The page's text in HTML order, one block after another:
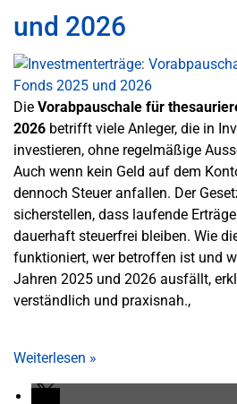
und 2026
Die Vorabpauschale für
2026 betrifft viele Anleger, die in
investieren, ohne regelmäßige
Auch wenn kein Geld auf dem
dennoch Steuer anfallen. Der
sicherstellen, dass laufende
dauerhaft steuerfrei bleiben. Wie
funktioniert, wer betroffen ist und
Jahren 2025 und 2026 ausfällt,
verständlich und praxisnah.,
Weiterlesen »